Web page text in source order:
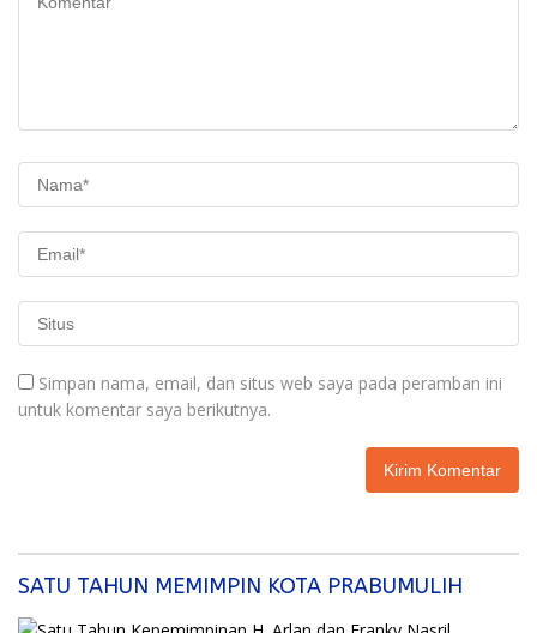
Simpan nama, email, dan situs web saya pada peramban ini
untuk komentar saya berikutnya.
SATU TAHUN MEMIMPIN KOTA PRABUMULIH